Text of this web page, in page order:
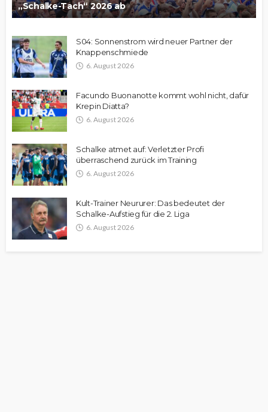
„Schalke-Tach“ 2026 ab
S04: Sonnenstrom wird neuer Partner der
Knappenschmiede
6. August 2026
Facundo Buonanotte kommt wohl nicht, dafür
Krepin Diatta?
6. August 2026
Schalke atmet auf: Verletzter Profi
überraschend zurück im Training
6. August 2026
Kult-Trainer Neururer: Das bedeutet der
Schalke-Aufstieg für die 2. Liga
6. August 2026